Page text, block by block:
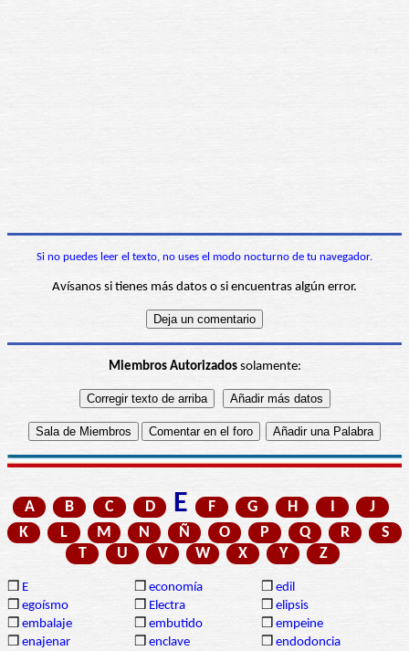
Si no puedes leer el texto, no uses el modo nocturno de tu navegador.
Avísanos si tienes más datos o si encuentras algún error.
Miembros Autorizadossolamente:
A B C D E F G H I
J
K
L M N Ñ O P Q R
S
T
U V W X Y Z
❒ E ❒ economía ❒ edil
❒ egoísmo ❒ Electra ❒ elipsis
❒ embalaje ❒ embutido ❒ empeine
❒ enajenar ❒ enclave ❒ endodoncia